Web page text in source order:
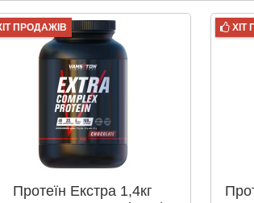
ПРОДАЖІВ
Протеїн Екстра 1,4кг
ХІТ